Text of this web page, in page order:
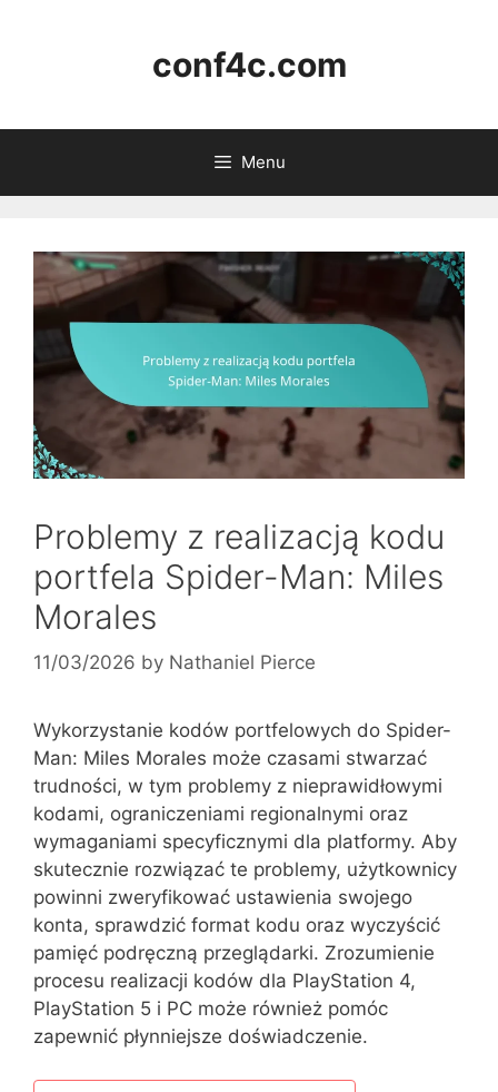
conf4c.com
Menu
Problemy z realizacją kodu
portfela Spider-Man: Miles
Morales
11/03/2026 by Nathaniel Pierce
Wykorzystanie kodów portfelowych do Spider-
Man: Miles Morales może czasami stwarzać
trudności, w tym problemy z nieprawidłowymi
kodami, ograniczeniami regionalnymi oraz
wymaganiami specyficznymi dla platformy. Aby
skutecznie rozwiązać te problemy, użytkownicy
powinni zweryfikować ustawienia swojego
konta, sprawdzić format kodu oraz wyczyścić
pamięć podręczną przeglądarki. Zrozumienie
procesu realizacji kodów dla PlayStation 4,
PlayStation 5 i PC może również pomóc
zapewnić płynniejsze doświadczenie.